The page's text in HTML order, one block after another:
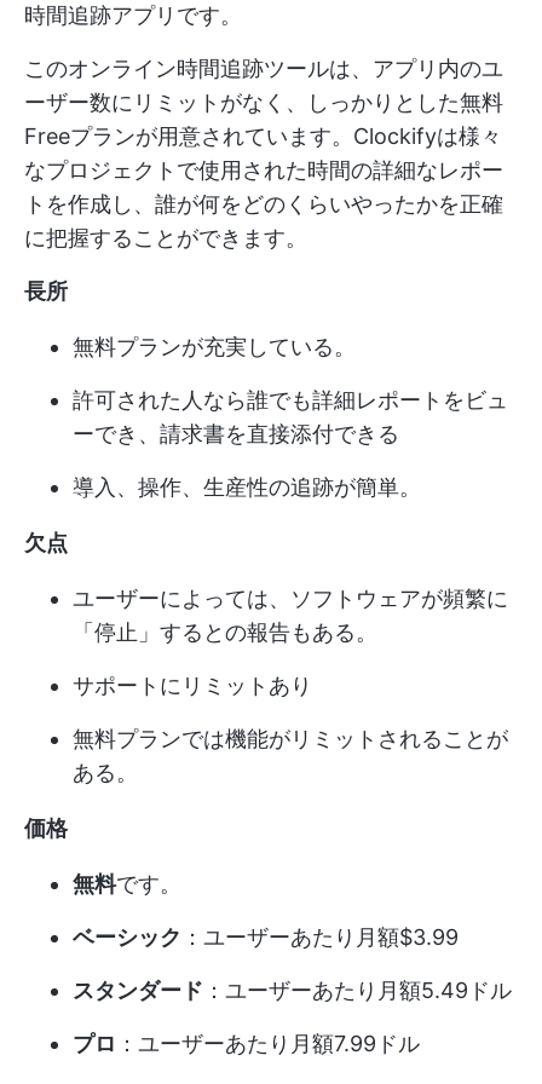
時間追跡アプリです。
このオンライン時間追跡ツールは、アプリ内のユ
ーザー数にリミットがなく、しっかりとした無料
Freeプランが用意されています。Clockifyは様々
なプロジェクトで使用された時間の詳細なレポー
トを作成し、誰が何をどのくらいやったかを正確
に把握することができます。
長所
無料プランが充実している。
許可された人なら誰でも詳細レポートをビュ
ーでき、請求書を直接添付できる
導入、操作、生産性の追跡が簡単。
欠点
ユーザーによっては、ソフトウェアが頻繁に
「停止」するとの報告もある。
サポートにリミットあり
無料プランでは機能がリミットされることが
ある。
価格
無料です。
ベーシック ：ユーザーあたり月額$3.99
スタンダード ：ユーザーあたり月額5.49ドル
プロ ：ユーザーあたり月額7.99ドル